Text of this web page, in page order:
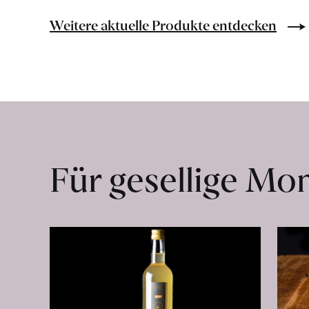
Martinez
Weitere aktuelle Produkte entdecken
Für gesellige